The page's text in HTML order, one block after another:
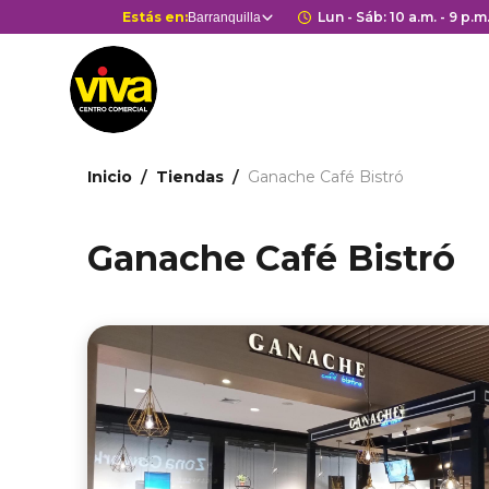
al
contenido
principal
Selector
de
centros
comerciales
Estás en:Estás en
Barranquilla Horario de
Lun - Sáb: 10 a.m. - 9
Ruta
de
Inicio Tiendas Ganache Café Bistró
Ganache Café Bistró